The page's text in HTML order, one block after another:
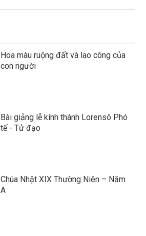
Hoa màu ruộng đất và lao công của
con người
Bài giảng lễ kính thánh Lorensô Phó
tế - Tử đạo
Chúa Nhật XIX Thường Niên – Năm
A